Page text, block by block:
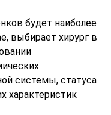
будет наиболее
выбирает хирург в
системы, статуса
характеристик